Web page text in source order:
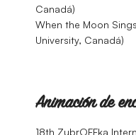
Canadá)
When the Moon
University, Canadá)
Animación de
18th ZubrOFFka